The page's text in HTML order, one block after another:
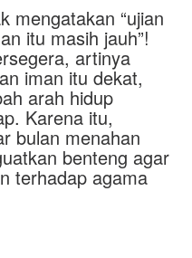
itu masih jauh”!
artinya
iman itu dekat,
arah hidup
Karena itu,
bulan menahan
benteng agar
terhadap agama